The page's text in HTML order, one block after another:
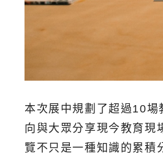
本次展中規劃了超過10
向與大眾分享現今教育現
覽不只是一種知識的累積